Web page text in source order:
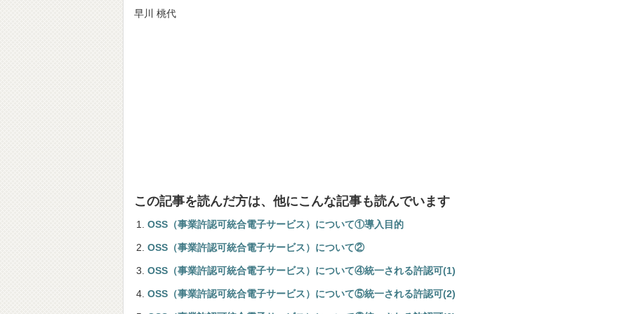
早川 桃代
この記事を読んだ方は、他にこんな記事も読んでいます
OSS（事業許認可統合電子サービス）について①導入目的
OSS（事業許認可統合電子サービス）について②
OSS（事業許認可統合電子サービス）について④統一される許認可(1)
OSS（事業許認可統合電子サービス）について⑤統一される許認可(2)